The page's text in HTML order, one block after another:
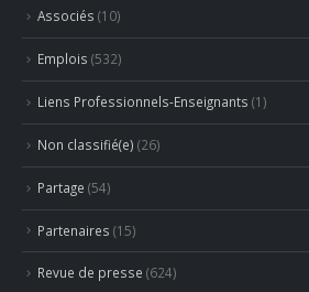
Associés (10)
Emplois (532)
Liens Professionnels-Enseignants (1)
Non classifié(e) (26)
Partage (54)
Partenaires (15)
Revue de presse (624)